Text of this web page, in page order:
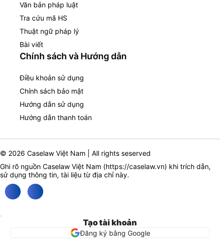
Văn bản pháp luật
Tra cứu mã HS
Thuật ngữ pháp lý
Bài viết
Chính sách và Hướng dẫn
Điều khoản sử dụng
Chính sách bảo mật
Hướng dẫn sử dụng
Hướng dẫn thanh toán
© 2026 Caselaw Việt Nam | All rights seserved
Ghi rõ nguồn Caselaw Việt Nam (https://caselaw.vn) khi trích dẫn,
sử dụng thông tin, tài liệu từ địa chỉ này.
Tạo tài khoản
Đăng ký bằng Google